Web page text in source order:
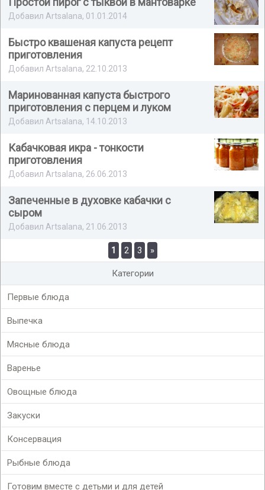
Добавил Artsalana, 01.01.2014
Быстро квашеная капуста рецепт
приготовления
Добавил Artsalana, 22.10.2013
Маринованная капуста быстрого
приготовления с перцем и луком
Добавил Artsalana, 14.10.2013
Кабачковая икра - тонкости
приготовления
Добавил Artsalana, 26.06.2013
Запеченные в духовке кабачки с
сыром
Добавил Artsalana, 21.06.2013
1 2 3 »
Категории
Первые блюда
Выпечка
Мясные блюда
Варенье
Овощные блюда
Закуски
Консервация
Рыбные блюда
Готовим вместе с детьми и для детей